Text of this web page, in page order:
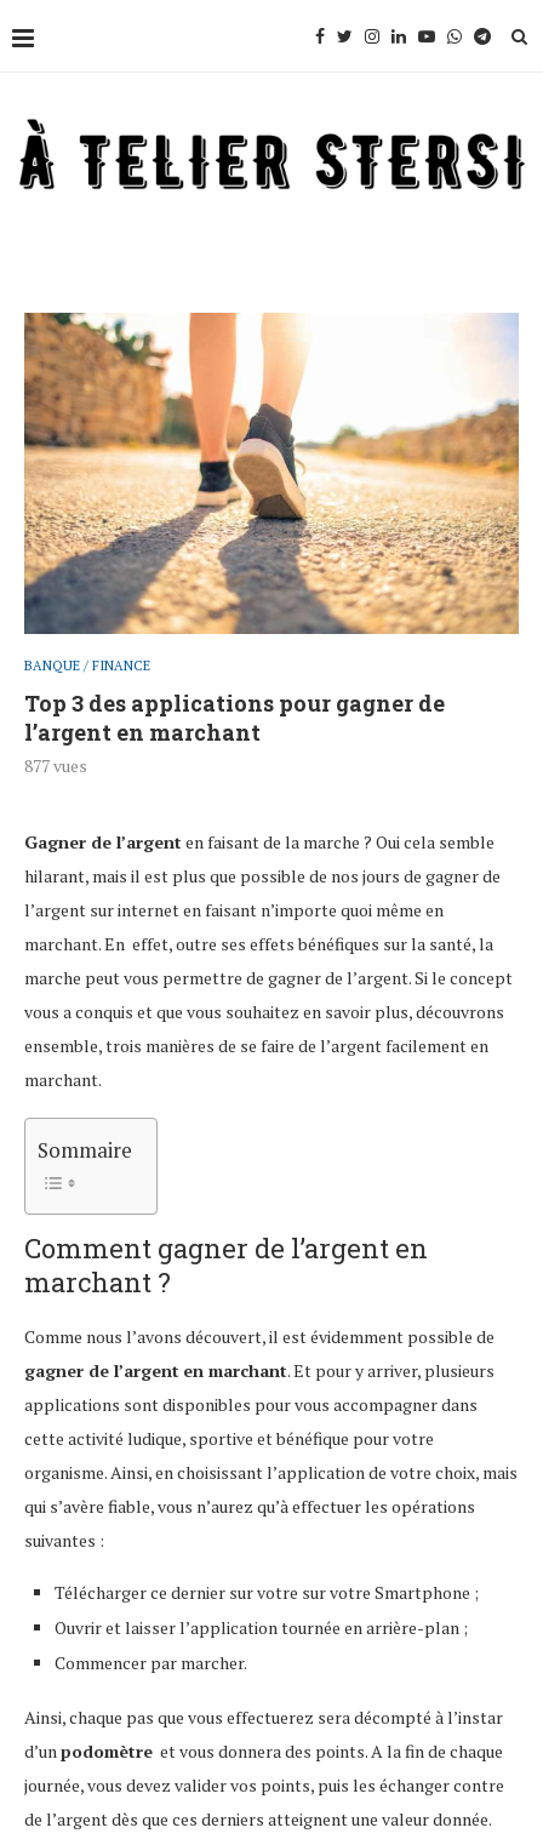
BANQUE / FINANCE
Top 3 des applications pour gagner de
l’argent en marchant
877vues
Gagner de l’argent en faisant de la marche ? Oui cela semble
hilarant, mais il est plus que possible de nos jours de gagner de
l’argent sur internet en faisant n’importe quoi même en
marchant. En effet, outre ses effets bénéfiques sur la santé, la
marche peut vous permettre de gagner de l’argent. Si le concept
vous a conquis et que vous souhaitez en savoir plus, découvrons
ensemble, trois manières de se faire de l’argent facilement en
marchant.
Sommaire
Comment gagner de l’argent en
marchant ?
Comme nous l’avons découvert, il est évidemment possible de
gagner de l’argent en marchant. Et pour y arriver, plusieurs
applications sont disponibles pour vous accompagner dans
cette activité ludique, sportive et bénéfique pour votre
organisme. Ainsi, en choisissant l’application de votre choix, mais
qui s’avère fiable, vous n’aurez qu’à effectuer les opérations
suivantes :
Télécharger ce dernier sur votre sur votre Smartphone ;
Ouvrir et laisser l’application tournée en arrière-plan ;
Commencer par marcher.
Ainsi, chaque pas que vous effectuerez sera décompté à l’instar
d’unpodomètre et vous donnera des points. A la fin de chaque
journée, vous devez valider vos points, puis les échanger contre
de l’argent dès que ces derniers atteignent une valeur donnée.